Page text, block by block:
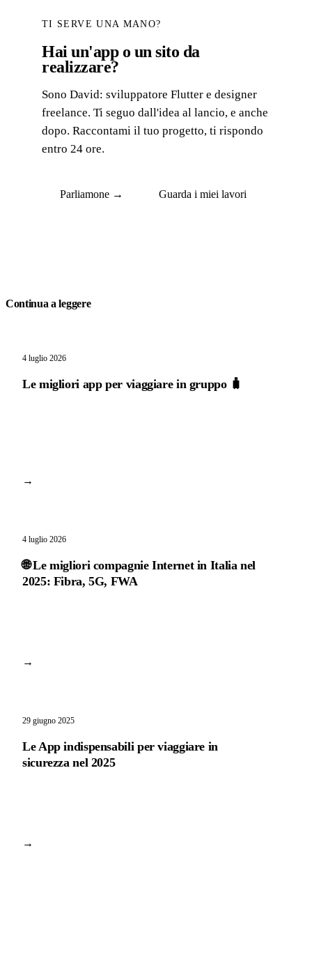
TI SERVE UNA MANO?
Hai un'app o un sito da
realizzare?
Sono David: sviluppatore Flutter e designer
freelance. Ti seguo dall'idea al lancio, e anche
dopo. Raccontami il tuo progetto, ti rispondo
entro 24 ore.
Parliamone → Guarda i miei lavori
Continua a leggere
4 luglio 2026
Le migliori app per viaggiare in gruppo 🧳
→
4 luglio 2026
🌐 Le migliori compagnie Internet in Italia nel
2025: Fibra, 5G, FWA
→
29 giugno 2025
Le App indispensabili per viaggiare in
sicurezza nel 2025
→